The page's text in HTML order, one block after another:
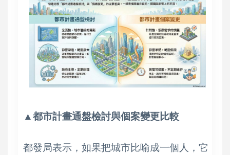
▲都市計畫通盤檢討與個案變更比較
都發局表示，如果把城市比喻成一個人，它